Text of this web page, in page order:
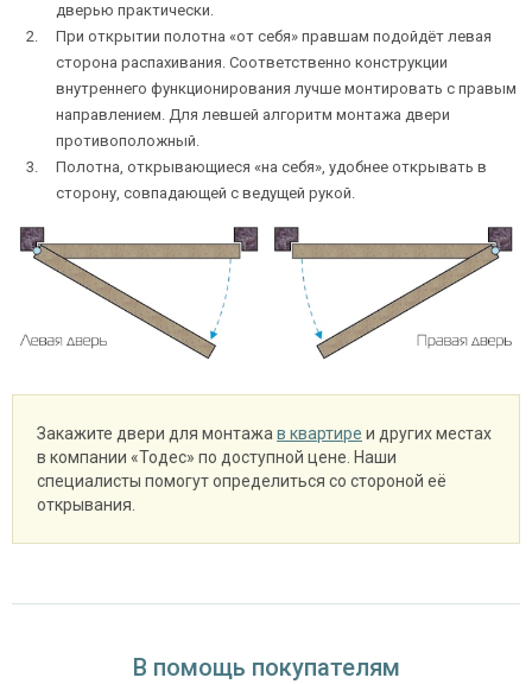
дверью практически.
При открытии полотна «от себя» правшам подойдёт левая
сторона распахивания. Соответственно конструкции
внутреннего функционирования лучше монтировать с правым
направлением. Для левшей алгоритм монтажа двери
противоположный.
Полотна, открывающиеся «на себя», удобнее открывать в
сторону, совпадающей с ведущей рукой.
Закажите двери для монтажа в квартире и других местах
в компании «Тодес» по доступной цене. Наши
специалисты помогут определиться со стороной её
открывания.
В помощь покупателям